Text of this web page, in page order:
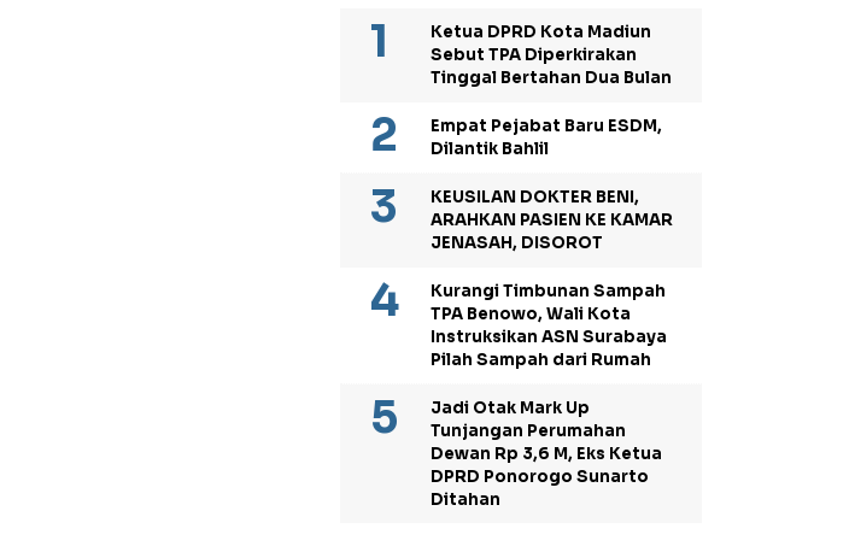
Ketua DPRD Kota Madiun
Sebut TPA Diperkirakan
Tinggal Bertahan Dua Bulan
Empat Pejabat Baru ESDM,
Dilantik Bahlil
KEUSILAN DOKTER BENI,
ARAHKAN PASIEN KE KAMAR
JENASAH, DISOROT
Kurangi Timbunan Sampah
TPA Benowo, Wali Kota
Instruksikan ASN Surabaya
Pilah Sampah dari Rumah
Jadi Otak Mark Up
Tunjangan Perumahan
Dewan Rp 3,6 M, Eks Ketua
DPRD Ponorogo Sunarto
Ditahan